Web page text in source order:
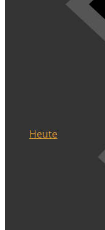
Heute